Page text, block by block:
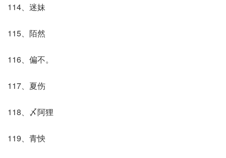
114、迷妹
115、陌然
116、偏不。
117、夏伤
118、〆阿狸
119、青怏